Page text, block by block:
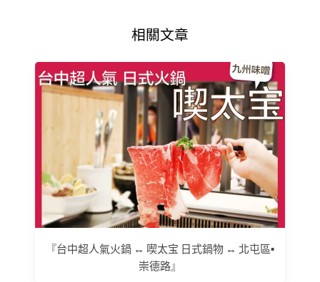
相關文章
『台中超人氣火鍋 ↔ 喫太宝 日式鍋物 ↔ 北屯區▪
崇德路』